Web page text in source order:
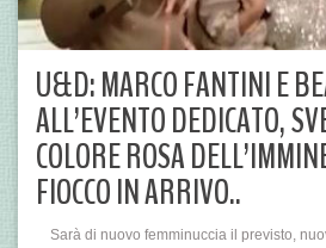
U&D: MARCO FANTINI E
ALL’EVENTO DEDICATO,
COLORE ROSA
FIOCCO IN ARRIVO..
Sarà di nuovo femminuccia il previsto,